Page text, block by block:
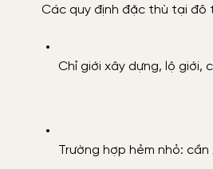
Các quy định đặc thù tại đô
Chỉ giới xây dựng, lộ giới,
Trường hợp hẻm nhỏ: